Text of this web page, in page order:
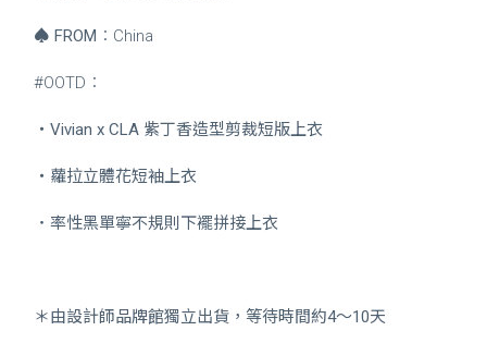
♠ FROM ：China
#OOTD：
・ Vivian x CLA 紫丁香造型剪裁短版上衣
・ 蘿拉立體花短袖上衣
・ 率性黑單寧不規則下襬拼接上衣
＊由設計師品牌館獨立出貨，等待時間約4～10天